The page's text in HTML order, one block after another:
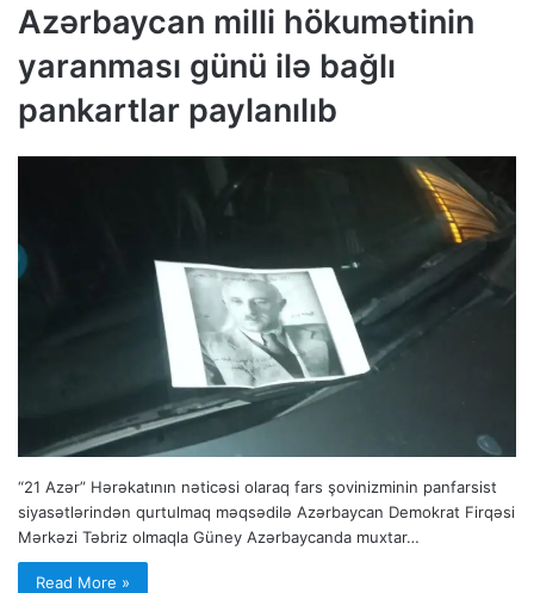
Azərbaycan milli hökumətinin
yaranması günü ilə bağlı
pankartlar paylanılıb
“21 Azər” Hərəkatının nəticəsi olaraq fars şovinizminin panfarsist
siyasətlərindən qurtulmaq məqsədilə Azərbaycan Demokrat Firqəsi
Mərkəzi Təbriz olmaqla Güney Azərbaycanda muxtar…
Read More »